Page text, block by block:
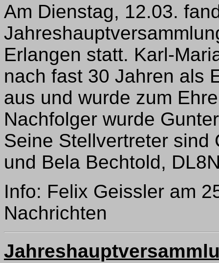
Am Dienstag, 12.03.
Erlangen statt. Karl-
nach fast 30 Jahren als
aus und wurde zum
Nachfolger wurde
Seine Stellvertreter sind
und Bela Bechtold,
Info: Felix Geissler am
Nachrichten